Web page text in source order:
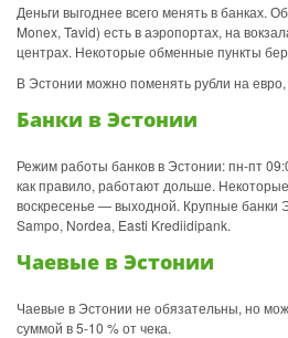
Деньги выгоднее всего менять в банках.
Monex, Tavid) есть в аэропортах, на
центрах. Некоторые обменные пункты
В Эстонии можно поменять рубли на
Банки в Эстонии
Режим работы банков в Эстонии: пн-пт
как правило, работают дольше.
воскресенье — выходной. Крупные банки
Sampo, Nordea, Easti Krediidipank.
Чаевые в Эстонии
Чаевые в Эстонии не обязательны, но
суммой в 5-10 % от чека.